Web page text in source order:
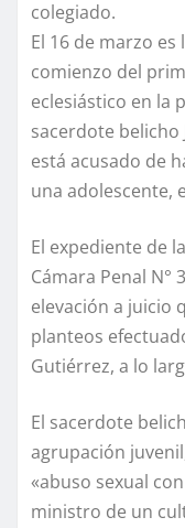
colegiado.
El 16 de marzo
comienzo del
eclesiástico en la
sacerdote belicho
está acusado de
una adolescente,
El expediente de
Cámara Penal N°
elevación a juicio
planteos
Gutiérrez, a lo
El sacerdote
agrupación
«abuso sexual
ministro de un